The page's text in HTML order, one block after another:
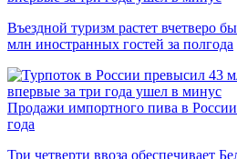
Въездной туризм растет вчетверо
млн иностранных гостей за полгода
Продажи импортного пива в России
года
Три четверти ввоза обеспечивает